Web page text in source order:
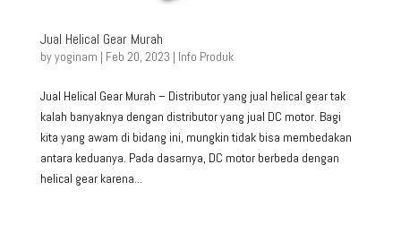
Jual Helical Gear Murah
byyoginam | Feb 20, 2023 | Info Produk
Jual Helical Gear Murah – Distributor yang jual helical gear tak
kalah banyaknya dengan distributor yang jual DC motor. Bagi
kita yang awam di bidang ini, mungkin tidak bisa membedakan
antara keduanya. Pada dasarnya, DC motor berbeda dengan
helical gear karena...